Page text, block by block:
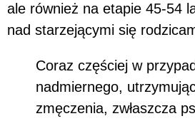
ale również na etapie 45-54
nad starzejącymi się
Coraz częściej w
nadmiernego,
zmęczenia, zwłaszcza